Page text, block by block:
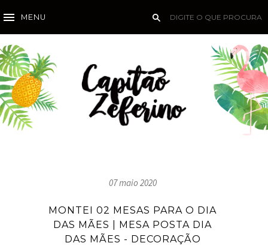
MENU
07 maio 2020
MONTEI 02 MESAS PARA O DIA
DAS MÃES | MESA POSTA DIA
DAS MÃES - DECORAÇÃO